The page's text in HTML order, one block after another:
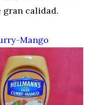
gran calidad.
Mango